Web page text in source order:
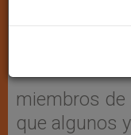
próximo
oportunidad
miembros de
que algunos